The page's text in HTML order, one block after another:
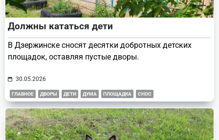
Должны кататься дети
В Дзержинске сносят десятки добротных детских
площадок, оставляя пустые дворы.
30.05.2026
ГЛАВНОЕ ДВОРЫ ДЕТИ ДУМА ПЛОЩАДКА СНОС